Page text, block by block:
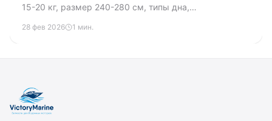
15-20 кг, размер 240-280 см, типы дна,
и советы по выбору.
28 фев 2026 1 мин.